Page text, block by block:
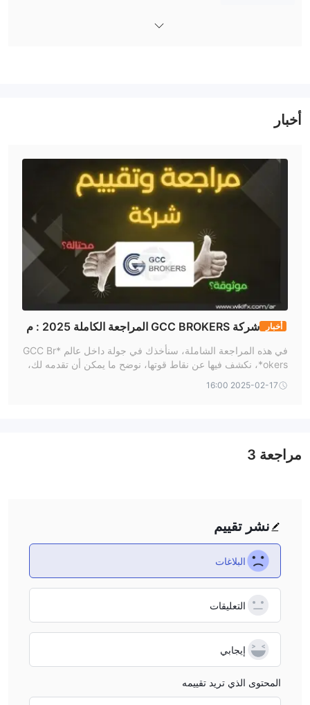
أخبار
أخبار
شركة GCC BROKERS المراجعة الكاملة 2025 : م
وثوقة أم احتيال ؟
في هذه المراجعة الشاملة، سنأخذك في جولة داخل عالم *GCC Br
okers*، نكشف فيها عن نقاط قوتها، نوضح ما يمكن أن تقدمه لك،
حث عن منصة سهلة الاستخدام، أو محترفًا يبحث عن أدوات متقدمة
2025-02-17 16:00
نشر تقييم
البلاغات
التعليقات
إيجابي
المحتوى الذي تريد تقييمه
مراجعة